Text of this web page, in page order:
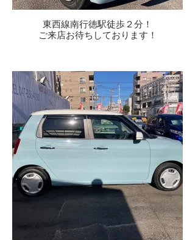
東西線南行徳駅徒歩２分！
ご来店お待ちしております！